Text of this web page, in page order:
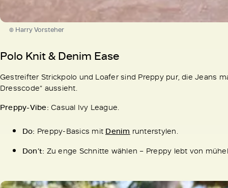
© Harry Vorsteher
Polo Knit & Denim Ease
Gestreifter Strickpolo und Loafer sind Preppy pur, die Jeans
Dresscode“ aussieht.
Preppy-Vibe: Casual Ivy League.
Do: Preppy-Basics mit Denim runterstylen.
Don’t: Zu enge Schnitte wählen – Preppy lebt von